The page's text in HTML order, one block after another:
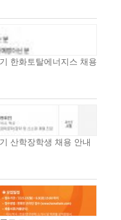
한화토탈에너지스 채용
산학장학생 채용 안내